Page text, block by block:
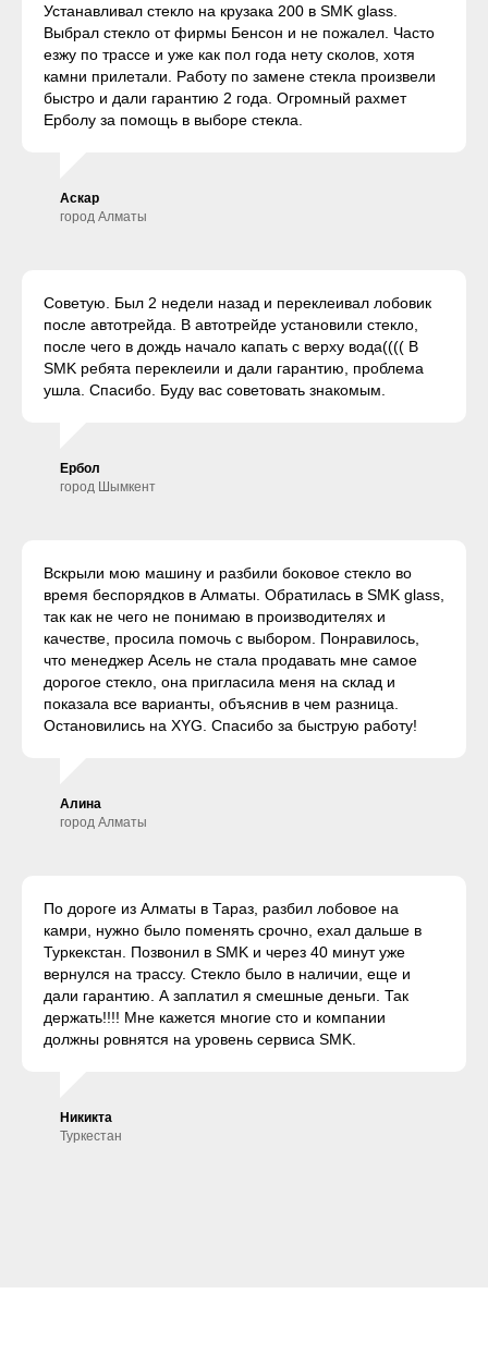
Устанавливал стекло на крузака 200 в SMK glass.
Выбрал стекло от фирмы Бенсон и не пожалел. Часто
езжу по трассе и уже как пол года нету сколов, хотя
камни прилетали. Работу по замене стекла произвели
быстро и дали гарантию 2 года. Огромный рахмет
Ерболу за помощь в выборе стекла.
Аскар
город Алматы
Советую. Был 2 недели назад и переклеивал лобовик
после автотрейда. В автотрейде установили стекло,
после чего в дождь начало капать с верху вода(((( В
SMK ребята переклеили и дали гарантию, проблема
ушла. Спасибо. Буду вас советовать знакомым.
Ербол
город Шымкент
Вскрыли мою машину и разбили боковое стекло во
время беспорядков в Алматы. Обратилась в SMK glass,
так как не чего не понимаю в производителях и
качестве, просила помочь с выбором. Понравилось,
что менеджер Асель не стала продавать мне самое
дорогое стекло, она пригласила меня на склад и
показала все варианты, объяснив в чем разница.
Остановились на XYG. Спасибо за быструю работу!
Алина
город Алматы
По дороге из Алматы в Тараз, разбил лобовое на
камри, нужно было поменять срочно, ехал дальше в
Туркекстан. Позвонил в SMK и через 40 минут уже
вернулся на трассу. Стекло было в наличии, еще и
дали гарантию. А заплатил я смешные деньги. Так
держать!!!! Мне кажется многие сто и компании
должны ровнятся на уровень сервиса SMK.
Никикта
Туркестан